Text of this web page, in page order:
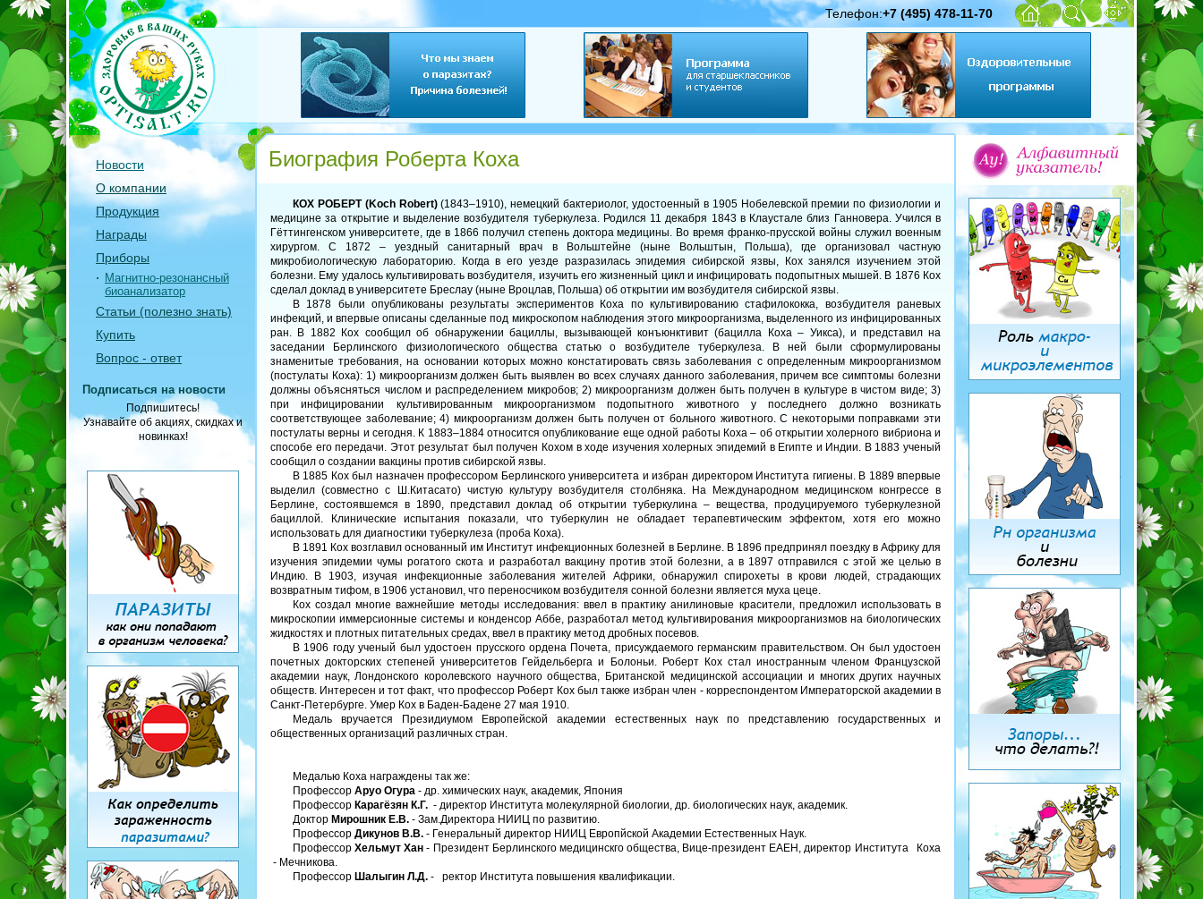
Телефон:+7 (495) 478-11-70
Новости
О компании
Продукция
Награды
Приборы
Магнитно-резонансный
биоанализатор
Статьи (полезно знать)
Купить
Вопрос - ответ
Подписаться на новости
Подпишитесь!
Узнавайте об акциях, скидках и
новинках!
Биография Роберта Коха
КОХ РОБЕРТ (Koch Robert)(1843–1910), немецкий бактериолог, удостоенный в 1905 Нобелевской премии по физиологии и
медицине за открытие и выделение возбудителя туберкулеза. Родился 11 декабря 1843 в Клаустале близ Ганновера. Учился в
Гёттингенском университете, где в 1866 получил степень доктора медицины. Во время франко-прусской войны служил военным
хирургом. С 1872 – уездный санитарный врач в Вольштейне (ныне Вольштын, Польша), где организовал частную
микробиологическую лабораторию. Когда в его уезде разразилась эпидемия сибирской язвы, Кох занялся изучением этой
болезни. Ему удалось культивировать возбудителя, изучить его жизненный цикл и инфицировать подопытных мышей. В 1876 Кох
сделал доклад в университете Бреслау (ныне Вроцлав, Польша) об открытии им возбудителя сибирской язвы.
В 1878 были опубликованы результаты экспериментов Коха по культивированию стафилококка, возбудителя раневых
инфекций, и впервые описаны сделанные под микроскопом наблюдения этого микроорганизма, выделенного из инфицированных
ран. В 1882 Кох сообщил об обнаружении бациллы, вызывающей конъюнктивит (бацилла Коха – Уикса), и представил на
заседании Берлинского физиологического общества статью о возбудителе туберкулеза. В ней были сформулированы
знаменитые требования, на основании которых можно констатировать связь заболевания с определенным микроорганизмом
(постулаты Коха): 1) микроорганизм должен быть выявлен во всех случаях данного заболевания, причем все симптомы болезни
должны объясняться числом и распределением микробов; 2) микроорганизм должен быть получен в культуре в чистом виде; 3)
при инфицировании культивированным микроорганизмом подопытного животного у последнего должно возникать
соответствующее заболевание; 4) микроорганизм должен быть получен от больного животного. С некоторыми поправками эти
постулаты верны и сегодня. К 1883–1884 относится опубликование еще одной работы Коха – об открытии холерного вибриона и
способе его передачи. Этот результат был получен Кохом в ходе изучения холерных эпидемий в Египте и Индии. В 1883 ученый
сообщил о создании вакцины против сибирской язвы.
В 1885 Кох был назначен профессором Берлинского университета и избран директором Института гигиены. В 1889 впервые
выделил (совместно с Ш.Китасато) чистую культуру возбудителя столбняка. На Международном медицинском конгрессе в
Берлине, состоявшемся в 1890, представил доклад об открытии туберкулина – вещества, продуцируемого туберкулезной
бациллой. Клинические испытания показали, что туберкулин не обладает терапевтическим эффектом, хотя его можно
использовать для диагностики туберкулеза (проба Коха).
В 1891 Кох возглавил основанный им Институт инфекционных болезней в Берлине. В 1896 предпринял поездку в Африку для
изучения эпидемии чумы рогатого скота и разработал вакцину против этой болезни, а в 1897 отправился с этой же целью в
Индию. В 1903, изучая инфекционные заболевания жителей Африки, обнаружил спирохеты в крови людей, страдающих
возвратным тифом, в 1906 установил, что переносчиком возбудителя сонной болезни является муха цеце.
Кох создал многие важнейшие методы исследования: ввел в практику анилиновые красители, предложил использовать в
микроскопии иммерсионные системы и конденсор Аббе, разработал метод культивирования микроорганизмов на биологических
жидкостях и плотных питательных средах, ввел в практику метод дробных посевов.
В 1906 году ученый был удостоен прусского ордена Почета, присуждаемого германским правительством. Он был удостоен
почетных докторских степеней университетов Гейдельберга и Болоньи. Роберт Кох стал иностранным членом Французской
академии наук, Лондонского королевского научного общества, Британской медицинской ассоциации и многих других научных
обществ. Интересен и тот факт, что профессор Роберт Кох был также избран член - корреспондентом Императорской академии в
Санкт-Петербурге. Умер Кох в Баден-Бадене 27 мая 1910.
Медаль вручается Президиумом Европейской академии естественных наук по представлению государственных и
общественных организаций различных стран.
Медалью Коха награждены так же:
Профессор Аруо Огура - др. химических наук, академик, Япония
Профессор Карагёзян К.Г. - директор Института молекулярной биологии, др. биологических наук, академик.
Доктор Мирошник Е.В. - Зам.Директора НИИЦ по развитию.
Профессор Дикунов В.В. - Генеральный директор НИИЦ Европйской Академии Естественных Наук.
ПрофессорХельмут Хан - Президент Берлинского медицинскго общества, Вице-президент ЕАЕН, директор Института Коха
- Мечникова.
Профессор Шалыгин Л.Д. - ректор Института повышения квалификации.